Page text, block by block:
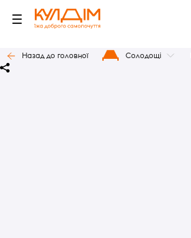
Назад до головної Солодощі